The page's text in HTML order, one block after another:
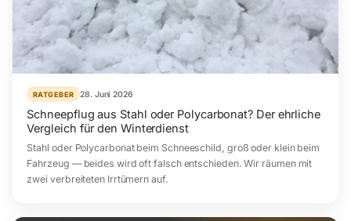
RATGEBER 28. Juni 2026
Schneepflug aus Stahl oder Polycarbonat? Der ehrliche
Vergleich für den Winterdienst
Stahl oder Polycarbonat beim Schneeschild, groß oder klein beim
Fahrzeug — beides wird oft falsch entschieden. Wir räumen mit
zwei verbreiteten Irrtümern auf.